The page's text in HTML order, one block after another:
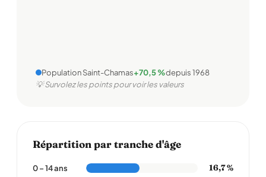
Population Saint-Chamas+70,5 %depuis 1968
💡 Survolez les points pour voir les valeurs
Répartition par tranche d'âge
0 – 14 ans 16,7 %